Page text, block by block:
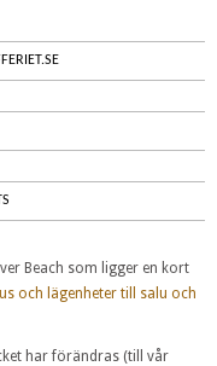
Beach som ligger en kort
och lägenheter till salu och
har förändras (till vår